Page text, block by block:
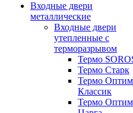
Входные двери
металлические
Входные двери
утепленные с
терморазрывом
Термо
Термо Старк
Термо
Классик
Термо